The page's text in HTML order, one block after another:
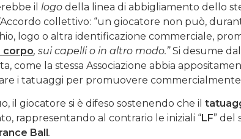
il logo della linea di abbigliamento dello
collettivo: “un giocatore non può,
logo o altra identificazione commerciale,
corpo, sui capelli o in altro modo.”Si desume
come la stessa Associazione abbia
i tatuaggi per promuovere commercialmente
il giocatore si è difeso sostenendo che il
rappresentando al contrario le iniziali “LF” del
Ball.